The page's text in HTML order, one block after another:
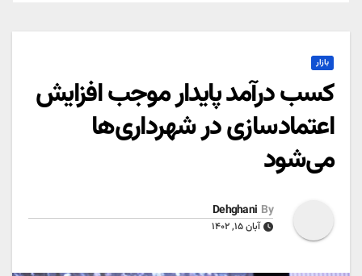
بازار
کسب درآمد پایدار موجب افزایش
اعتمادسازی در شهرداری‌ها
می‌شود
By
Dehghani
آبان ۱۵, ۱۴۰۲